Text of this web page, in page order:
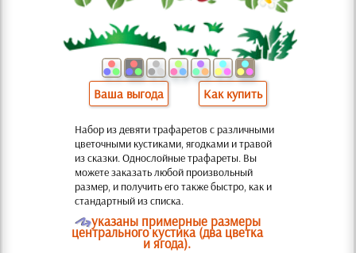
Ваша выгода Как купить
Набор из девяти трафаретов с различными
цветочными кустиками, ягодками и травой
из сказки. Однослойные трафареты. Вы
можете заказать любой произвольный
размер, и получить его также быстро, как и
стандартный из списка.
Oуказаны примерные размеры
центрального кустика (два цветка
и ягода).